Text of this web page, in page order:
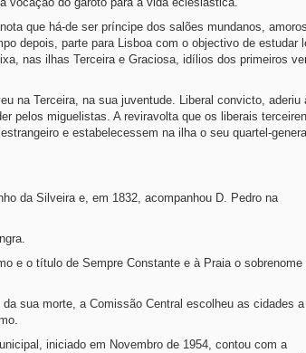
que há-de ser príncipe dos salões mundanos,
depois, parte para Lisboa com o objectivo de estudar
nas ilhas Terceira e Graciosa, idílios dos primeiros
na Terceira, na sua juventude. Liberal convicto, aderiu
pelos miguelistas. A reviravolta que os liberais
e estabelecessem na ilha o seu quartel-
da Silveira e, em 1832, acompanhou D. Pedro na
e o título de Sempre Constante e à Praia o sobrenome
sua morte, a Comissão Central escolheu as cidades
iniciado em Novembro de 1954, contou com a